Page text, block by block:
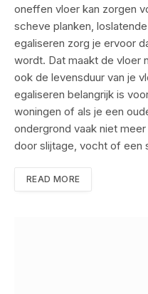
oneffen vloer kan zorgen
scheve planken,
egaliseren zorg je ervoor
wordt. Dat maakt de vloer
ook de levensduur van je
egaliseren belangrijk is
woningen of als je een
ondergrond vaak niet
door slijtage, vocht of een
READ MORE